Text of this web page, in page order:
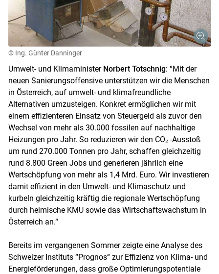
Skip to main content
© Ing. Günter Danninger
Umwelt- und KlimaministerNorbert Totschnig: “Mit der
neuen Sanierungsoffensive unterstützen wir die Menschen
in Österreich, auf umwelt- und klimafreundliche
Alternativen umzusteigen. Konkret ermöglichen wir mit
einem effizienteren Einsatz von Steuergeld als zuvor den
Wechsel von mehr als 30.000 fossilen auf nachhaltige
Heizungen pro Jahr. So reduzieren wir den CO₂ -Ausstoß
um rund 270.000 Tonnen pro Jahr, schaffen gleichzeitig
rund 8.800 Green Jobs und generieren jährlich eine
Wertschöpfung von mehr als 1,4 Mrd. Euro. Wir investieren
damit effizient in den Umwelt- und Klimaschutz und
kurbeln gleichzeitig kräftig die regionale Wertschöpfung
durch heimische KMU sowie das Wirtschaftswachstum in
Österreich an.“
Bereits im vergangenen Sommer zeigte eine Analyse des
Schweizer Instituts “Prognos“ zur Effizienz von Klima- und
Energieförderungen, dass große Optimierungspotentiale